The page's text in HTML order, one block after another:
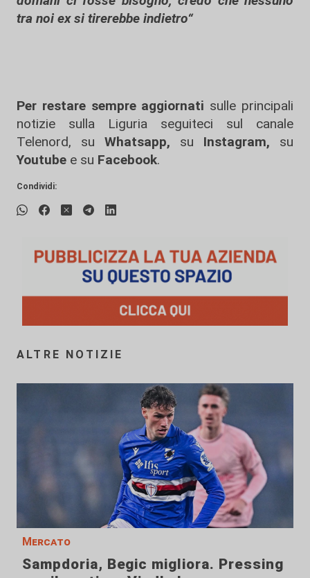
tra noi ex si tirerebbe indietro“
Per restare sempre aggiornati sulle principali
notizie sulla Liguria seguiteci sul canale
Telenord, su
Whatsapp, su Instagram, su
Youtube e su Facebook.
Condividi:
ALTRE NOTIZIE
Mercato
Sampdoria, Begic migliora. Pressing